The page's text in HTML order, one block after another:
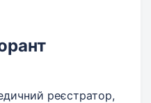
реєстратор,